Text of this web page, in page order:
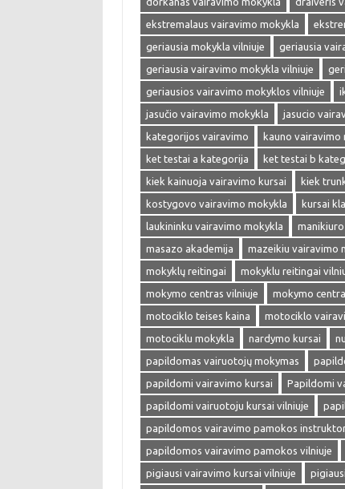
ekstremalaus vairavimo mokykla
geriausia mokykla vilniuje
geriausia
geriausia vairavimo mokykla vilniuje
geriausios vairavimo mokyklos vilniuje
jasučio vairavimo mokykla
jasucio
kategorijos vairavimo
kauno vairavimo
ket testai a kategorija
ket testai b
kiek kainuoja vairavimo kursai
kiek
kostygovo vairavimo mokykla
kursai
laukininku vairavimo mokykla
masazo akademija
mazeikiu vairavimo
mokyklų reitingai
mokyklu reitingai
mokymo centras vilniuje
mokymo
motociklo teises kaina
motociklo
motociklu mokykla
nardymo kursai
papildomas vairuotojų mokymas
papildomi vairavimo kursai
Papildomi
papildomi vairuotoju kursai vilniuje
papildomos vairavimo pamokos
papildomos vairavimo pamokos vilniuje
pigiausi vairavimo kursai vilniuje